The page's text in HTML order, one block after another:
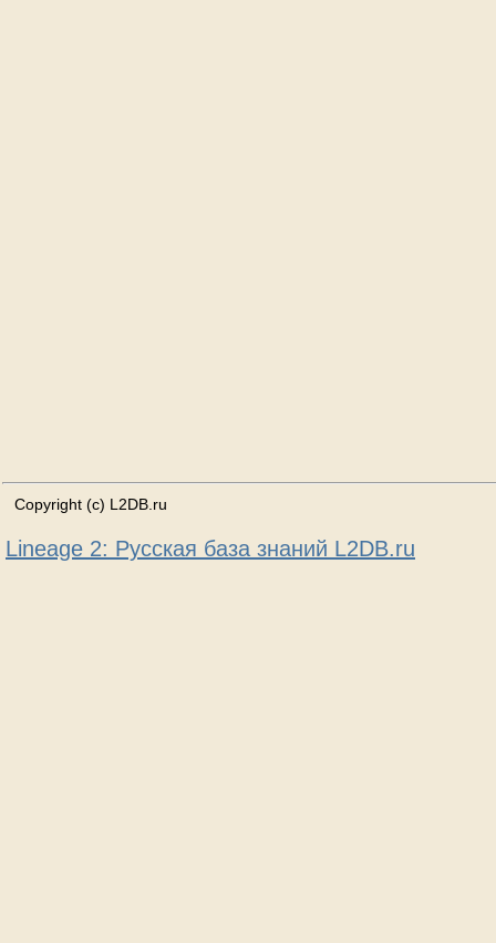
Copyright (c) L2DB.ru
Lineage 2: Русская база знаний L2DB.ru